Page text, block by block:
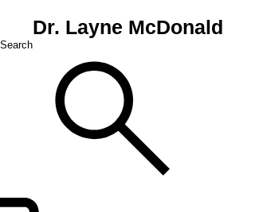
Dr. Layne McDonald
Search